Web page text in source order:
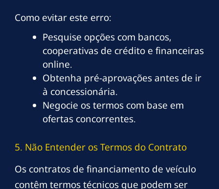
Como evitar este erro:
Pesquise opções com bancos,
cooperativas de crédito e financeiras
online.
Obtenha pré-aprovações antes de ir
à concessionária.
Negocie os termos com base em
ofertas concorrentes.
5. Não Entender os Termos do Contrato
Os contratos de financiamento de veículo
contêm termos técnicos que podem ser